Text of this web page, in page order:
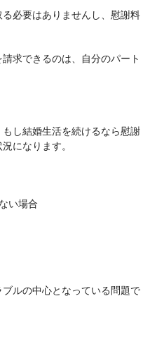
必要はありませんし、慰謝料
求できるのは、自分のパート
し結婚生活を続けるなら慰謝
になります。
い場合
ルの中心となっている問題で